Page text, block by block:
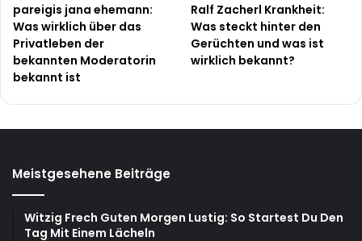
pareigis jana ehemann:
Was wirklich über das
Privatleben der
bekannten Moderatorin
bekannt ist
Ralf Zacherl Krankheit:
Was steckt hinter den
Gerüchten und was ist
wirklich bekannt?
Meistgesehene Beiträge
Witzig Frech Guten Morgen Lustig: So Startest Du Den
Tag Mit Einem Lächeln